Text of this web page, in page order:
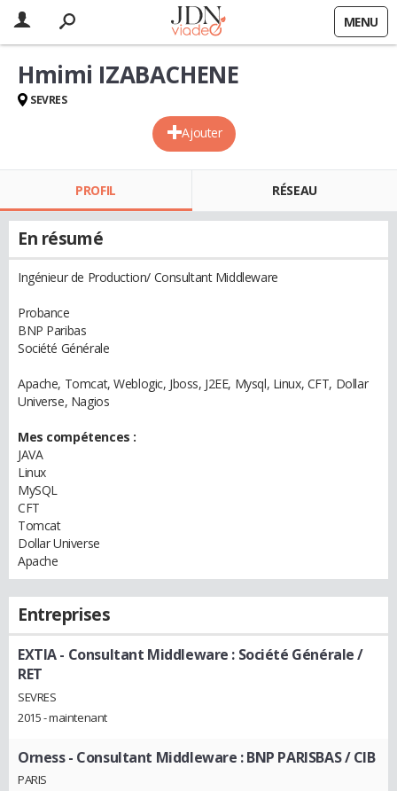
MENU
Ajouter
Hmimi IZABACHENE
SEVRES
PROFIL RÉSEAU
En résumé
Ingénieur de Production/ Consultant Middleware
Probance
BNP Paribas
Société Générale
Apache, Tomcat, Weblogic, Jboss, J2EE, Mysql, Linux, CFT, Dollar
Universe, Nagios
Mes compétences :
JAVA
Linux
MySQL
CFT
Tomcat
Dollar Universe
Apache
Entreprises
EXTIA- Consultant Middleware : Société Générale /
RET
SEVRES
2015 - maintenant
Orness- Consultant Middleware : BNP PARISBAS / CIB
PARIS